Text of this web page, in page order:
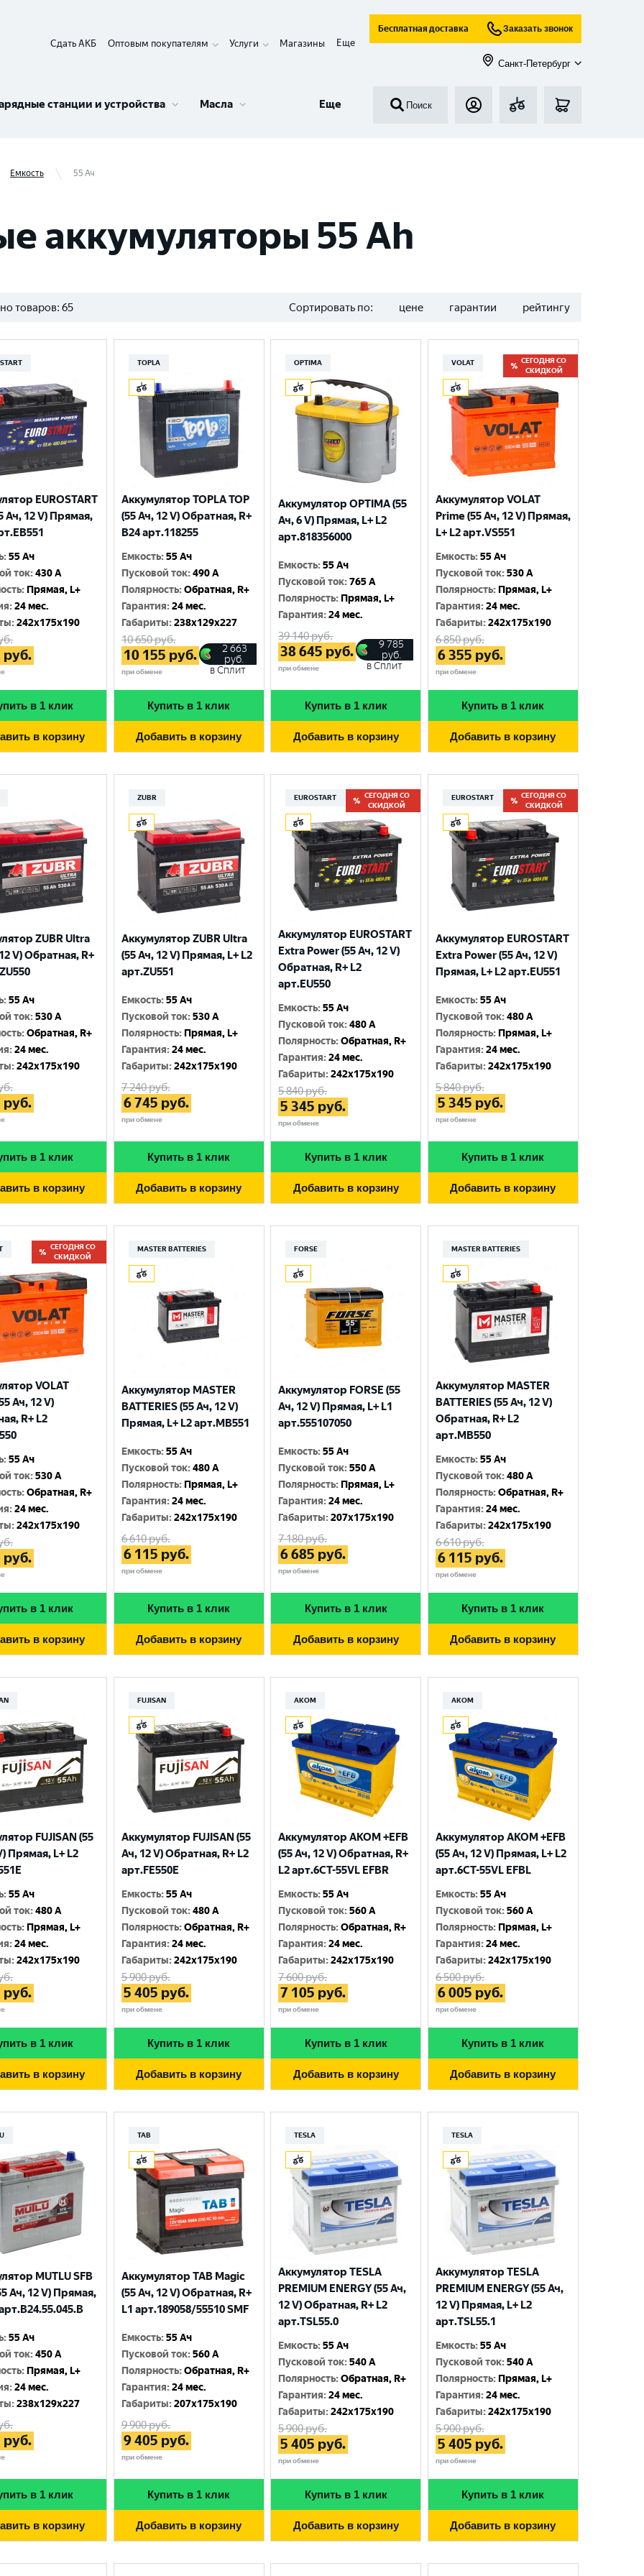
Сдать АКБ Оптовым покупателям Услуги Магазины Еще
Бесплатная доставка Заказать звонок
Санкт-Петербург
станции и устройства Масла Еще Поиск
Емкость 55 Ач
аккумуляторы 55 Ah
товаров: 65 Сортировать по: цене гарантии рейтингу
EUROSTART
Ач, 12 V) Прямая,
:55 Ач
ток:430 A
: Прямая, L+
:24 мес.
:242x175x190
руб.
в 1 клик
в корзину
TOPLA
Аккумулятор TOPLA TOP
(55 Ач, 12 V) Обратная, R+
B24 арт.118255
Емкость:55 Ач
Пусковой ток:490 А
Полярность:Обратная, R+
Гарантия:24 мес.
Габариты:238x129x227
10 650руб.
10 155 руб.
при обмене
2 663
руб.
в Сплит
Купить в 1 клик
Добавить в корзину
OPTIMA
Аккумулятор OPTIMA (55
Ач, 6 V) Прямая, L+ L2
арт.818356000
Емкость:55 Ач
Пусковой ток:765 A
Полярность: Прямая, L+
Гарантия:24 мес.
39 140руб.
38 645 руб.
при обмене
9 785
руб.
в Сплит
Купить в 1 клик
Добавить в корзину
VOLAT
СЕГОДНЯ СО
СКИДКОЙ
Аккумулятор VOLAT
Prime (55 Ач, 12 V) Прямая,
L+ L2 арт.VS551
Емкость:55 Ач
Пусковой ток:530 A
Полярность: Прямая, L+
Гарантия:24 мес.
Габариты:242x175x190
6 850руб.
6 355 руб.
при обмене
Купить в 1 клик
Добавить в корзину
ZUBR Ultra
V) Обратная, R+
:55 Ач
ток:530 A
:Обратная, R+
:24 мес.
:242x175x190
руб.
в 1 клик
в корзину
ZUBR
Аккумулятор ZUBR Ultra
(55 Ач, 12 V) Прямая, L+ L2
арт.ZU551
Емкость:55 Ач
Пусковой ток:530 A
Полярность: Прямая, L+
Гарантия:24 мес.
Габариты:242x175x190
7 240руб.
6 745 руб.
при обмене
Купить в 1 клик
Добавить в корзину
EUROSTART
СЕГОДНЯ СО
СКИДКОЙ
Аккумулятор EUROSTART
Extra Power (55 Ач, 12 V)
Обратная, R+ L2
арт.EU550
Емкость:55 Ач
Пусковой ток:480 A
Полярность:Обратная, R+
Гарантия:24 мес.
Габариты:242x175x190
5 840руб.
5 345 руб.
при обмене
Купить в 1 клик
Добавить в корзину
EUROSTART
СЕГОДНЯ СО
СКИДКОЙ
Аккумулятор EUROSTART
Extra Power (55 Ач, 12 V)
Прямая, L+ L2 арт.EU551
Емкость:55 Ач
Пусковой ток:480 A
Полярность: Прямая, L+
Гарантия:24 мес.
Габариты:242x175x190
5 840руб.
5 345 руб.
при обмене
Купить в 1 клик
Добавить в корзину
СЕГОДНЯ СО
СКИДКОЙ
VOLAT
Ач, 12 V)
R+ L2
:55 Ач
ток:530 A
:Обратная, R+
:24 мес.
:242x175x190
руб.
в 1 клик
в корзину
MASTER BATTERIES
Аккумулятор MASTER
BATTERIES (55 Ач, 12 V)
Прямая, L+ L2 арт.MB551
Емкость:55 Ач
Пусковой ток:480 A
Полярность: Прямая, L+
Гарантия:24 мес.
Габариты:242x175x190
6 610руб.
6 115 руб.
при обмене
Купить в 1 клик
Добавить в корзину
FORSE
Аккумулятор FORSE (55
Ач, 12 V) Прямая, L+ L1
арт.555107050
Емкость:55 Ач
Пусковой ток:550 A
Полярность: Прямая, L+
Гарантия:24 мес.
Габариты:207x175x190
7 180руб.
6 685 руб.
при обмене
Купить в 1 клик
Добавить в корзину
MASTER BATTERIES
Аккумулятор MASTER
BATTERIES (55 Ач, 12 V)
Обратная, R+ L2
арт.MB550
Емкость:55 Ач
Пусковой ток:480 A
Полярность:Обратная, R+
Гарантия:24 мес.
Габариты:242x175x190
6 610руб.
6 115 руб.
при обмене
Купить в 1 клик
Добавить в корзину
FUJISAN (55
Прямая, L+ L2
:55 Ач
ток:480 A
: Прямая, L+
:24 мес.
:242x175x190
руб.
в 1 клик
в корзину
FUJISAN
Аккумулятор FUJISAN (55
Ач, 12 V) Обратная, R+ L2
арт.FE550E
Емкость:55 Ач
Пусковой ток:480 A
Полярность:Обратная, R+
Гарантия:24 мес.
Габариты:242x175x190
5 900руб.
5 405 руб.
при обмене
Купить в 1 клик
Добавить в корзину
АКОМ
Аккумулятор AKOM +EFB
(55 Ач, 12 V) Обратная, R+
L2 арт.6СТ-55VL EFBR
Емкость:55 Ач
Пусковой ток:560 A
Полярность:Обратная, R+
Гарантия:24 мес.
Габариты:242x175x190
7 600руб.
7 105 руб.
при обмене
Купить в 1 клик
Добавить в корзину
АКОМ
Аккумулятор AKOM +EFB
(55 Ач, 12 V) Прямая, L+ L2
арт.6СТ-55VL EFBL
Емкость:55 Ач
Пусковой ток:560 A
Полярность: Прямая, L+
Гарантия:24 мес.
Габариты:242x175x190
6 500руб.
6 005 руб.
при обмене
Купить в 1 клик
Добавить в корзину
MUTLU SFB
Ач, 12 V) Прямая,
:55 Ач
ток:450 A
: Прямая, L+
:24 мес.
:238x129x227
руб.
в 1 клик
в корзину
TAB
Аккумулятор TAB Magic
(55 Ач, 12 V) Обратная, R+
L1 арт.189058/55510 SMF
Емкость:55 Ач
Пусковой ток:560 A
Полярность:Обратная, R+
Гарантия:24 мес.
Габариты:207x175x190
9 900руб.
9 405 руб.
при обмене
Купить в 1 клик
Добавить в корзину
TESLA
Аккумулятор TESLA
PREMIUM ENERGY (55 Ач,
12 V) Обратная, R+ L2
арт.TSL55.0
Емкость:55 Ач
Пусковой ток:540 A
Полярность:Обратная, R+
Гарантия:24 мес.
Габариты:242x175x190
5 900руб.
5 405 руб.
при обмене
Купить в 1 клик
Добавить в корзину
TESLA
Аккумулятор TESLA
PREMIUM ENERGY (55 Ач,
12 V) Прямая, L+ L2
арт.TSL55.1
Емкость:55 Ач
Пусковой ток:540 A
Полярность: Прямая, L+
Гарантия:24 мес.
Габариты:242x175x190
5 900руб.
5 405 руб.
при обмене
Купить в 1 клик
Добавить в корзину
Выберите ваш город
Великий Новгород
Гатчина
Москва
Санкт-Петербург
Смоленск